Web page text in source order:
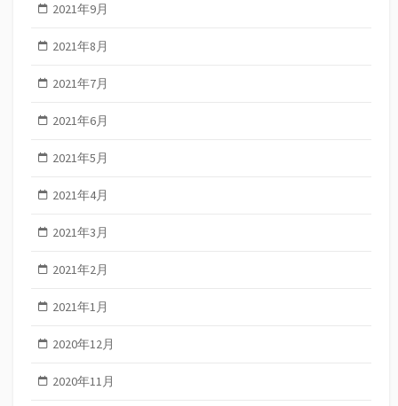
2021年9月
2021年8月
2021年7月
2021年6月
2021年5月
2021年4月
2021年3月
2021年2月
2021年1月
2020年12月
2020年11月